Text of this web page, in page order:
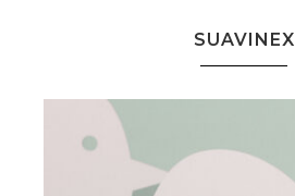
SUAVINEX